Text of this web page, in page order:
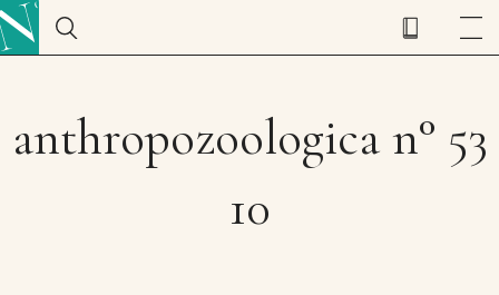
anthropozoologica n° 53
10